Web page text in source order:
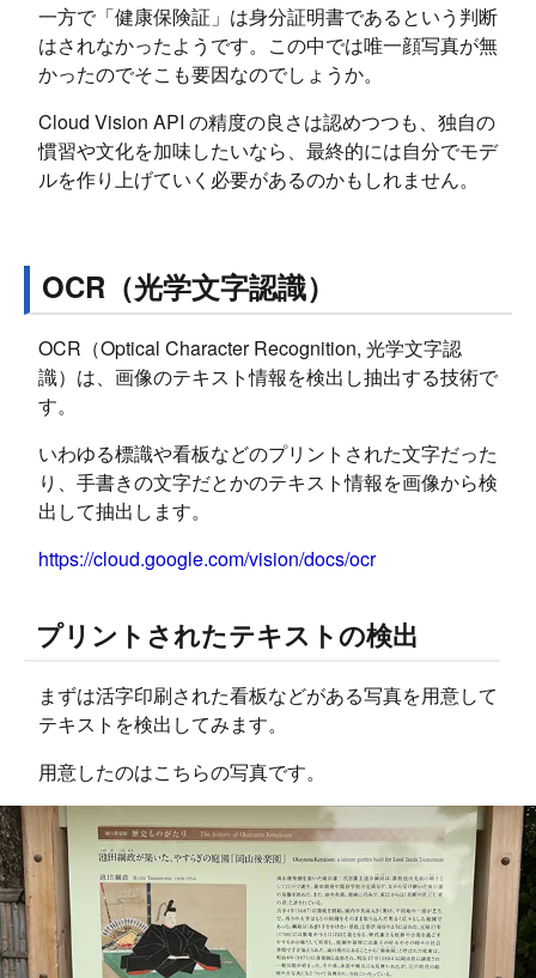
一方で「健康保険証」は身分証明書であるという判断
はされなかったようです。この中では唯一顔写真が無
かったのでそこも要因なのでしょうか。
Cloud Vision API の精度の良さは認めつつも、独自の
慣習や文化を加味したいなら、最終的には自分でモデ
ルを作り上げていく必要があるのかもしれません。
OCR（光学文字認識）
OCR（Optical Character Recognition, 光学文字認
識）は、画像のテキスト情報を検出し抽出する技術で
す。
いわゆる標識や看板などのプリントされた文字だった
り、手書きの文字だとかのテキスト情報を画像から検
出して抽出します。
https://cloud.google.com/vision/docs/ocr
プリントされたテキストの検出
まずは活字印刷された看板などがある写真を用意して
テキストを検出してみます。
用意したのはこちらの写真です。